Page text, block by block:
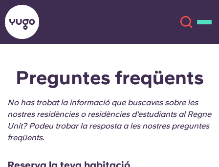
Sobre
Ubicacions
Més
English (GB)
English (US)
Chinese Español
Preguntes freqüents
No has trobat la informació que buscaves sobre les
nostres residències o residències d'estudiants al Regne
Unit? Podeu trobar la resposta a les nostres preguntes
freqüents.